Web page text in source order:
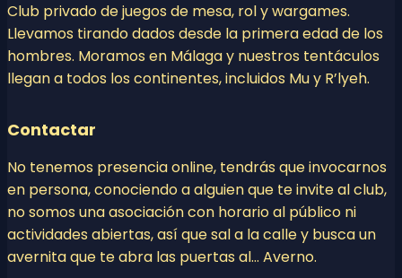
Club privado de juegos de mesa, rol y wargames.
Llevamos tirando dados desde la primera edad de los
hombres. Moramos en Málaga y nuestros tentáculos
llegan a todos los continentes, incluidos Mu y R’lyeh.
Contactar
No tenemos presencia online, tendrás que invocarnos
en persona, conociendo a alguien que te invite al club,
no somos una asociación con horario al público ni
actividades abiertas, así que sal a la calle y busca un
avernita que te abra las puertas al… Averno.